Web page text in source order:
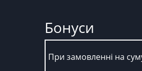
Бонуси
При замовленні на